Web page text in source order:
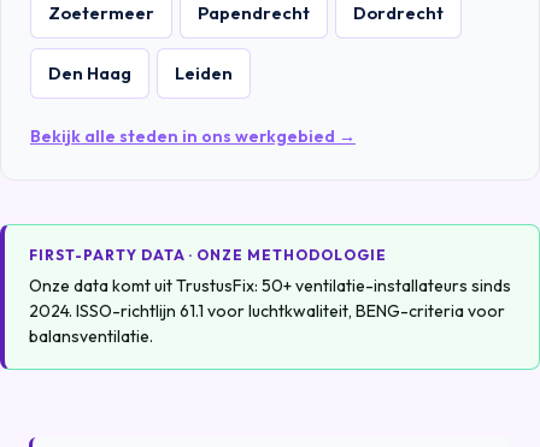
Zoetermeer Papendrecht Dordrecht
Den Haag Leiden
Bekijk alle steden in ons werkgebied →
FIRST-PARTY DATA · ONZE METHODOLOGIE
Onze data komt uit TrustusFix: 50+ ventilatie-installateurs sinds
2024. ISSO-richtlijn 61.1 voor luchtkwaliteit, BENG-criteria voor
balansventilatie.